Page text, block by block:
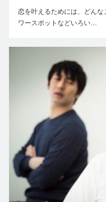
恋を叶えるためには、どん
ワースポットなどいろい…